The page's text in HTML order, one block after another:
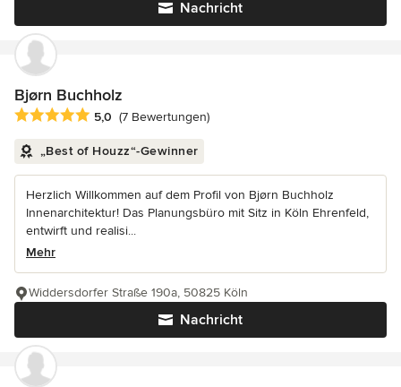
Nachricht
Bjørn Buchholz
Durchschnittliche Bewertung: 5 von 5 Sternen
5,0 (7 Bewertungen)
„Best of Houzz“-Gewinner
Herzlich Willkommen auf dem Profil von Bjørn Buchholz
Innenarchitektur! Das Planungsbüro mit Sitz in Köln Ehrenfeld,
entwirft und realisi...
Mehr
Nachricht
Widdersdorfer Straße 190a, 50825 Köln